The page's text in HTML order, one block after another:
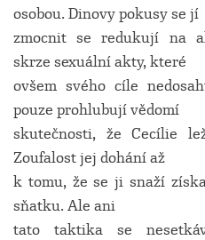
osobou. Dinovy pokusy se jí
zmocnit se redukují na
skrze sexuální akty, které
ovšem svého cíle
pouze prohlubují vědomí
skutečnosti, že Cecílie
Zoufalost jej dohání až
k tomu, že se ji snaží
sňatku. Ale ani
tato taktika se